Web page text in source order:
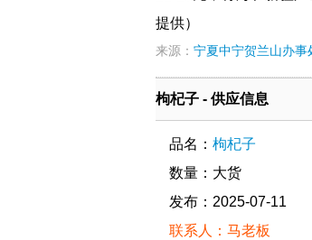
提供）
来源： 宁夏中宁贺兰山办事
枸杞子 - 供应信息
品名： 枸杞子
数量：大货
发布：2025-07-11
联系人：马老板